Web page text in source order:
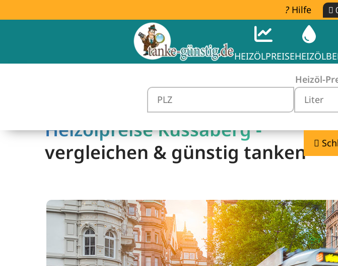
Hilfe
HEIZÖLPREISEHEIZÖL
Heizöl-
Heizölpreise Küssaberg -
vergleichen & günstig tanken